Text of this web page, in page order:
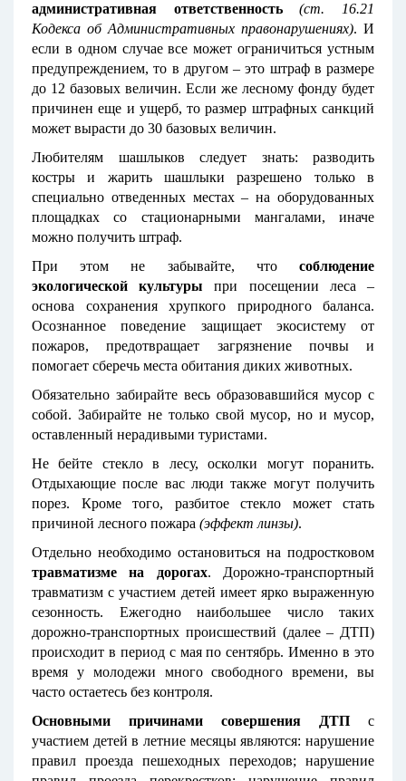
административная ответственность
(ст. 16.21
Кодекса об Административных правонарушениях). И
если в одном случае все может ограничиться устным
предупреждением, то в другом – это штраф в размере
до 12 базовых величин. Если же лесному фонду будет
причинен еще и ущерб, то размер штрафных санкций
может вырасти до 30 базовых величин.
Любителям шашлыков следует знать: разводить
костры и жарить шашлыки разрешено только в
специально отведенных местах – на оборудованных
площадках со стационарными мангалами, иначе
можно получить штраф.
При этом не забывайте, чтособлюдение
экологической культуры при посещении леса –
основа сохранения хрупкого природного баланса.
Осознанное поведение защищает экосистему от
пожаров, предотвращает загрязнение почвы и
помогает сберечь места обитания диких животных.
Обязательно забирайте весь образовавшийся мусор с
собой. Забирайте не только свой мусор, но и мусор,
оставленный нерадивыми туристами.
Не бейте стекло в лесу, осколки могут поранить.
Отдыхающие после вас люди также могут получить
порез. Кроме того, разбитое стекло может стать
причиной лесного пожара (эффект линзы).
Отдельно необходимо остановиться на подростковом
травматизме на дорогах. Дорожно-транспортный
травматизм с участием детей имеет ярко выраженную
сезонность. Ежегодно наибольшее число таких
дорожно-транспортных происшествий (далее – ДТП)
происходит в период с мая по сентябрь. Именно в это
время у молодежи много свободного времени, вы
часто остаетесь без контроля.
Основными причинами совершения ДТП с
участием детей в летние месяцы являются: нарушение
правил проезда пешеходных переходов; нарушение